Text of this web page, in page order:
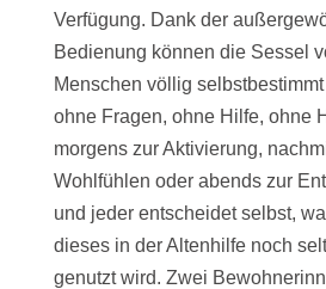
Verfügung. Dank der
Bedienung können die Sessel
Menschen völlig
ohne Fragen, ohne Hilfe, ohne
morgens zur Aktivierung,
Wohlfühlen oder abends zur
und jeder entscheidet selbst,
dieses in der Altenhilfe noch
genutzt wird. Zwei